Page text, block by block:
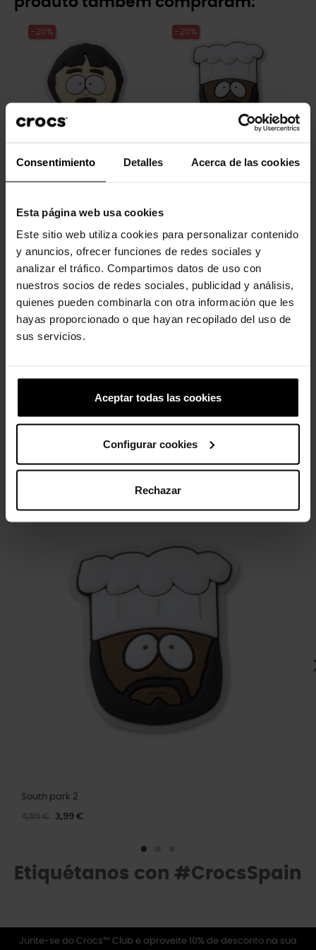
Consentimiento Detalles Acerca de las cookies
Esta página web usa cookies
Este sitio web utiliza cookies para personalizar contenido
y anuncios, ofrecer funciones de redes sociales y
analizar el tráfico. Compartimos datos de uso con
nuestros socios de redes sociales, publicidad y análisis,
quienes pueden combinarla con otra información que les
hayas proporcionado o que hayan recopilado del uso de
sus servicios.
Aceptar todas las cookies
Configurar cookies
Rechazar
-20%
South park 3
4,99 € 3,99 €
-20%
South park 2
-20% -20%
3 outros produtos na mesma
categoria:
South park 2
4,99 € 3,99 €
Etiquétanos con #CrocsSpain
Junte-se ao Crocs™ Club e aproveite 10% de desconto na sua